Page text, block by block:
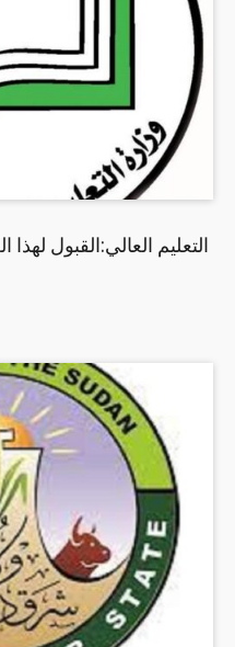
التعليم العالي:القبول